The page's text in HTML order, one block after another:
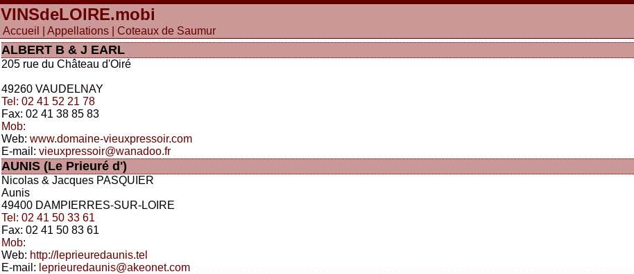
VINSdeLOIRE.mobi
Accueil Appellations | Coteaux de Saumur
ALBERT B & J EARL
205 rue du Château d'Oiré
49260 VAUDELNAY
Tel: 02 41 52 21 78
Fax: 02 41 38 85 83
Mob:
Web: www.domaine-vieuxpressoir.com
E-mail: vieuxpressoir@wanadoo.fr
AUNIS (Le Prieuré d')
Nicolas & Jacques PASQUIER
Aunis
49400 DAMPIERRES-SUR-LOIRE
Tel: 02 41 50 33 61
Fax: 02 41 50 83 61
Mob:
Web: http://leprieuredaunis.tel
E-mail: leprieuredaunis@akeonet.com